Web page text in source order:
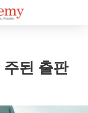
주된 출판